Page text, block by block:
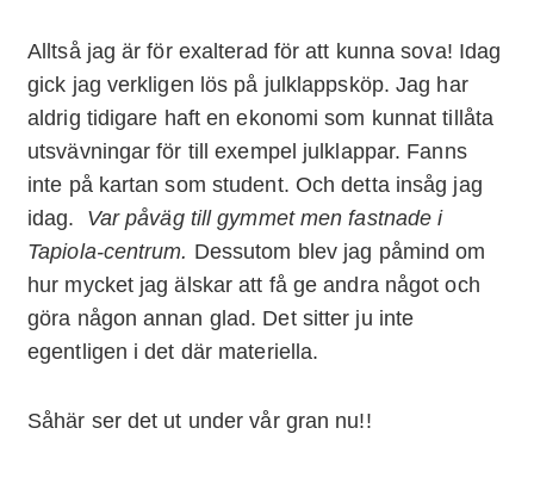
Alltså jag är för exalterad för att kunna sova! Idag
gick jag verkligen lös på julklappsköp. Jag har
aldrig tidigare haft en ekonomi som kunnat tillåta
utsvävningar för till exempel julklappar. Fanns
inte på kartan som student. Och detta insåg jag
idag. Var påväg till gymmet men fastnade i
Tapiola-centrum. Dessutom blev jag påmind om
hur mycket jag älskar att få ge andra något och
göra någon annan glad. Det sitter ju inte
egentligen i det där materiella.
Såhär ser det ut under vår gran nu!!